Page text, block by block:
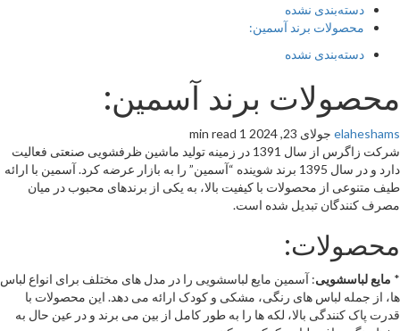
دسته‌بندی نشده
محصولات برند آسمین:
دسته‌بندی نشده
محصولات برند آسمین:
elaheshams جولای 23, 2024
1 min read
شرکت زاگرس از سال 1391 در زمینه تولید ماشین ظرفشویی صنعتی فعالیت
دارد و در سال 1395 برند شوینده “آسمین” را به بازار عرضه کرد. آسمین با ارائه
طیف متنوعی از محصولات با کیفیت بالا، به یکی از برندهای محبوب در میان
مصرف کنندگان تبدیل شده است.
محصولات:
* مایع لباسشویی: آسمین مایع لباسشویی را در مدل های مختلف برای انواع لباس
ها، از جمله لباس های رنگی، مشکی و کودک ارائه می دهد. این محصولات با
قدرت پاک کنندگی بالا، لکه ها را به طور کامل از بین می برند و در عین حال به